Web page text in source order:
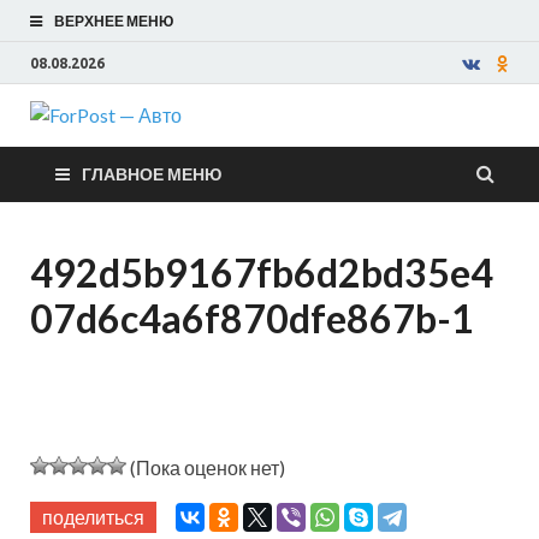
ВЕРХНЕЕ МЕНЮ
08.08.2026
ForPost —
Авто
ГЛАВНОЕ МЕНЮ
492d5b9167fb6d2bd35e4
07d6c4a6f870dfe867b-1
(Пока оценок нет)
поделиться